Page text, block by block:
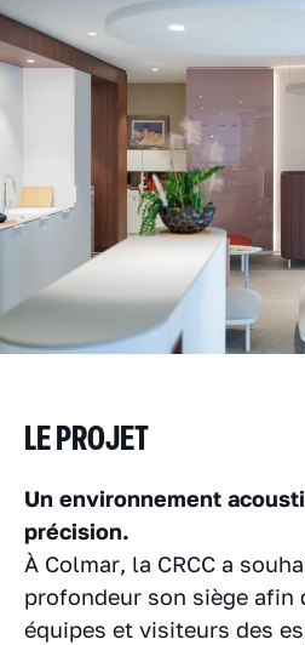
LE PROJET
Un environnement
précision.
À Colmar, la CRCC a
profondeur son siège afin
équipes et visiteurs des